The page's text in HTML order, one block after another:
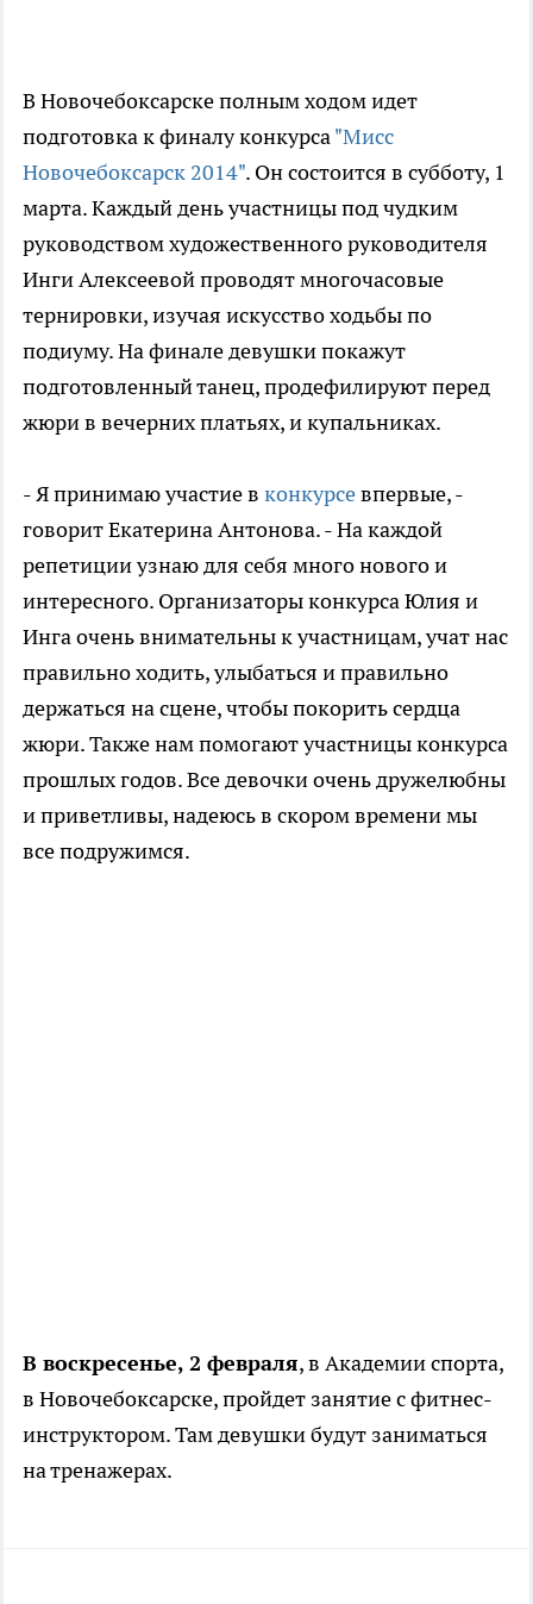
В Новочебоксарске полным ходом идет
подготовка к финалу конкурса"Мисс
Новочебоксарск 2014". Он состоится в субботу, 1
марта. Каждый день участницы под чудким
руководством художественного руководителя
Инги Алексеевой проводят многочасовые
тернировки, изучая искусство ходьбы по
подиуму. На финале девушки покажут
подготовленный танец, продефилируют перед
жюри в вечерних платьях, и купальниках.
- Я принимаю участие в конкурсевпервые, -
говорит Екатерина Антонова. - На каждой
репетиции узнаю для себя много нового и
интересного. Организаторы конкурса Юлия и
Инга очень внимательны к участницам, учат нас
правильно ходить, улыбаться и правильно
держаться на сцене, чтобы покорить сердца
жюри. Также нам помогают участницы конкурса
прошлых годов. Все девочки очень дружелюбны
и приветливы, надеюсь в скором времени мы
все подружимся.
В воскресенье, 2 февраля, в Академии спорта,
в Новочебоксарске, пройдет занятие с фитнес-
инструктором. Там девушки будут заниматься
на тренажерах.